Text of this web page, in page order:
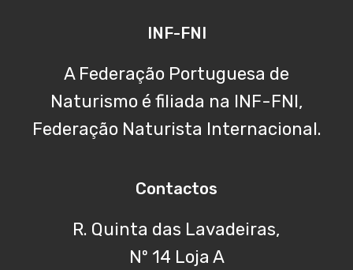
INF-FNI
A Federação Portuguesa de
Naturismo é filiada na INF-FNI,
Federação Naturista Internacional.
Contactos
R. Quinta das Lavadeiras,
Nº 14 Loja A